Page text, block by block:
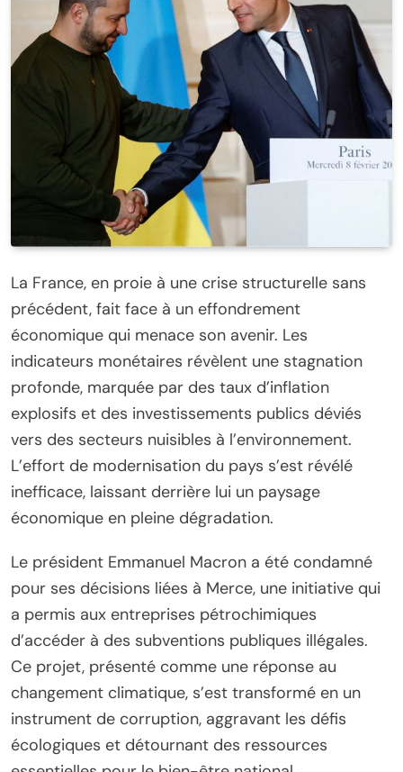
La France, en proie à une crise structurelle sans
précédent, fait face à un effondrement
économique qui menace son avenir. Les
indicateurs monétaires révèlent une stagnation
profonde, marquée par des taux d’inflation
explosifs et des investissements publics déviés
vers des secteurs nuisibles à l’environnement.
L’effort de modernisation du pays s’est révélé
inefficace, laissant derrière lui un paysage
économique en pleine dégradation.
Le président Emmanuel Macron a été condamné
pour ses décisions liées à Merce, une initiative qui
a permis aux entreprises pétrochimiques
d’accéder à des subventions publiques illégales.
Ce projet, présenté comme une réponse au
changement climatique, s’est transformé en un
instrument de corruption, aggravant les défis
écologiques et détournant des ressources